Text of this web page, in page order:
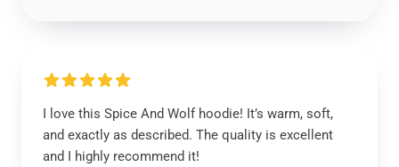
I love this Spice And Wolf hoodie! It’s warm, soft,
and exactly as described. The quality is excellent
and I highly recommend it!